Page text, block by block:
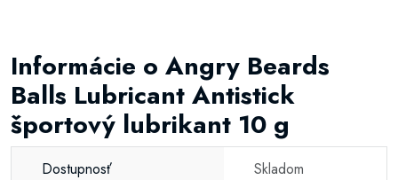
Informácie o Angry Beards
Balls Lubricant Antistick
športový lubrikant 10 g
Dostupnosť Skladom